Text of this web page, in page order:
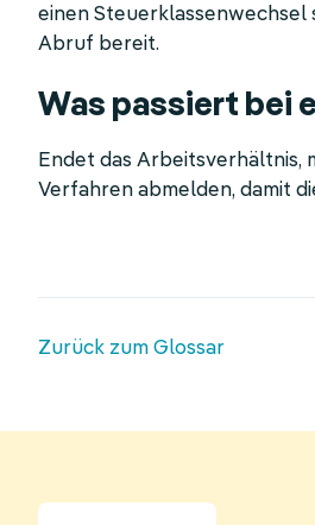
einen
Abruf bereit.
Was passiert bei
Endet das Arbeitsverhältnis,
Verfahren abmelden, damit
Zurück zum Glossar